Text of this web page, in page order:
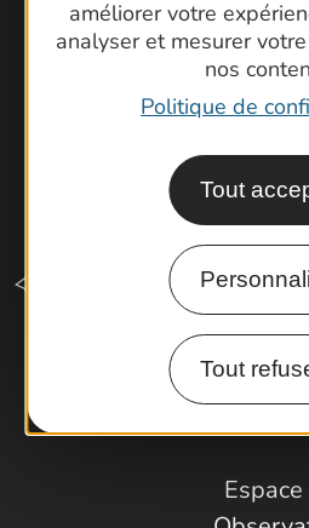
améliorer votre
analyser et mesurer
nos
Politique de
Tout
Tout
Comment